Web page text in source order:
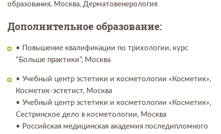
образования, Москва, Дерматовенерология
Дополнительное образование:
• Повышение квалификации по трихологии, курс
“Больше практики”, Москва
• Учебный центр эстетики и косметологии «Косметик»,
Косметик-эстетист, Москва
• Учебный центр эстетики и косметологии «Косметик»,
Сестринское дело в косметологии, Москва
• Российская медицинская академия последипломного